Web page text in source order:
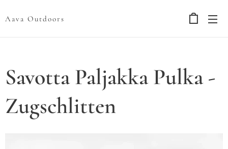
Aava Outdoors
Savotta Paljakka Pulka -
Zugschlitten